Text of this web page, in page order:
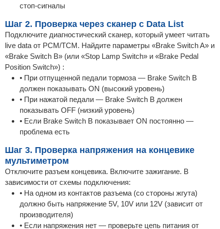
стоп-сигналы
Шаг 2. Проверка через сканер с Data List
Подключите диагностический сканер, который умеет читать
live data от PCM/TCM. Найдите параметры «Brake Switch A» и
«Brake Switch B» (или «Stop Lamp Switch» и «Brake Pedal
Position Switch») :
• При отпущенной педали тормоза — Brake Switch B
должен показывать ON (высокий уровень)
• При нажатой педали — Brake Switch B должен
показывать OFF (низкий уровень)
• Если Brake Switch B показывает ON постоянно —
проблема есть
Шаг 3. Проверка напряжения на концевике
мультиметром
Отключите разъем концевика. Включите зажигание. В
зависимости от схемы подключения:
• На одном из контактов разъема (со стороны жгута)
должно быть напряжение 5V, 10V или 12V (зависит от
производителя)
• Если напряжения нет — проверьте цепь питания от